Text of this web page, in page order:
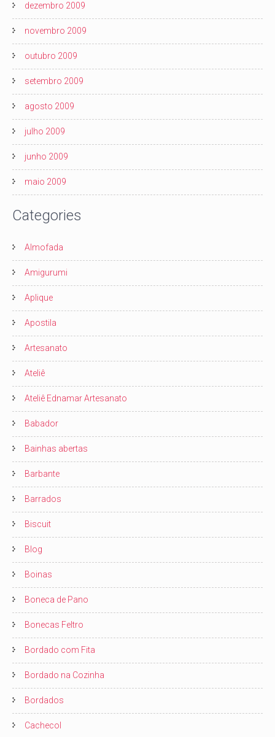
dezembro 2009
novembro 2009
outubro 2009
setembro 2009
agosto 2009
julho 2009
junho 2009
maio 2009
Categories
Almofada
Amigurumi
Aplique
Apostila
Artesanato
Ateliê
Ateliê Ednamar Artesanato
Babador
Bainhas abertas
Barbante
Barrados
Biscuit
Blog
Boinas
Boneca de Pano
Bonecas Feltro
Bordado com Fita
Bordado na Cozinha
Bordados
Cachecol